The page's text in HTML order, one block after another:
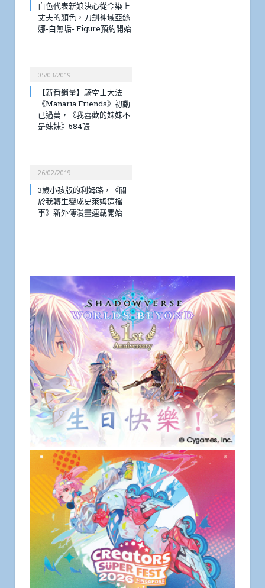
白色代表新娘決心從今染上
丈夫的顏色，刀劍神域亞絲
娜-白無垢- Figure預約開始
05/03/2019
【新番銷量】騎空士大法
《Manaria Friends》初動
已過萬，《我喜歡的妹妹不
是妹妹》584張
26/02/2019
3歲小孩版的利姆路，《關
於我轉生變成史萊姆這檔
事》新外傳漫畫連載開始